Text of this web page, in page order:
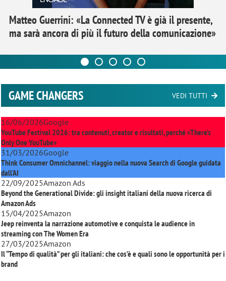
Matteo Guerrini: «La Connected TV è già il presente,
ma sarà ancora di più il futuro della comunicazione»
GAME CHANGERS VEDI TUTTI
16/06/2026Google
YouTube Festival 2026: tra contenuti, creator e risultati, perché «There’s
Only One YouTube»
31/03/2026Google
Think Consumer Omnichannel: viaggio nella nuova Search di Google guidata
dall'AI
22/09/2025Amazon Ads
Beyond the Generational Divide: gli insight italiani della nuova ricerca di
Amazon Ads
15/04/2025Amazon
Jeep reinventa la narrazione automotive e conquista le audience in
streaming conThe Women Era
27/03/2025Amazon
Il “Tempo di qualità” per gli italiani: che cos’è e quali sono le opportunità per i
brand